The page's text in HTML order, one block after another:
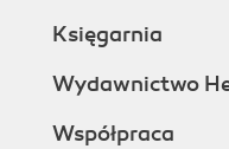
Księgarnia
Wydawnictwo
Współpraca